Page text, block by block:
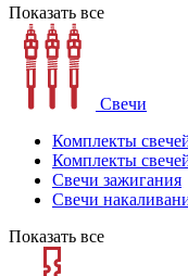
Показать все
Свечи
Комплекты
Комплекты
Свечи зажигания
Свечи
Показать все